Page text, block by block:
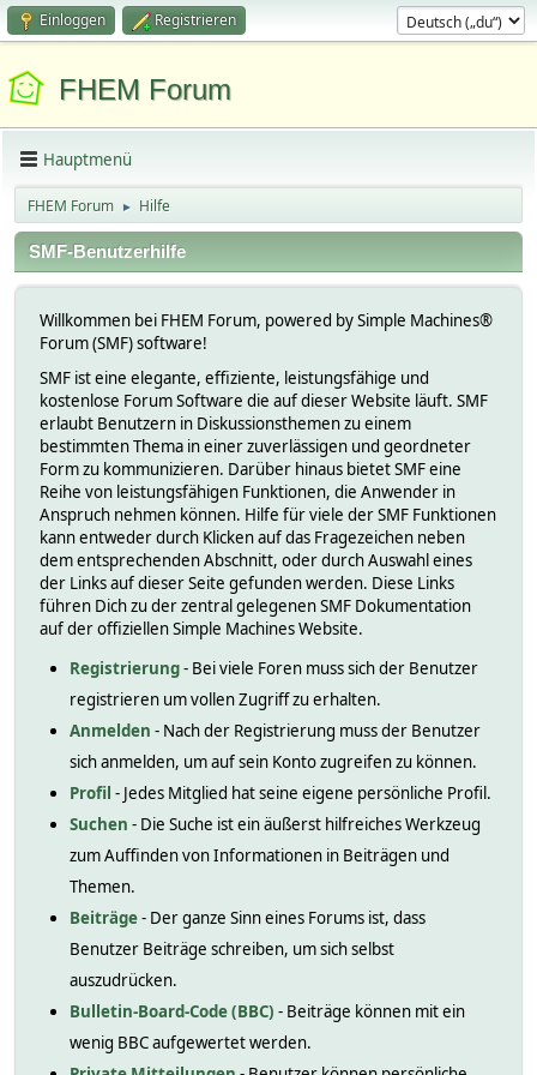
Einloggen Registrieren
FHEM Forum
Hauptmenü
FHEM Forum ► Hilfe
SMF-Benutzerhilfe
Willkommen bei FHEM Forum, powered by Simple Machines®
Forum (SMF) software!
SMF ist eine elegante, effiziente, leistungsfähige und
kostenlose Forum Software die auf dieser Website läuft. SMF
erlaubt Benutzern in Diskussionsthemen zu einem
bestimmten Thema in einer zuverlässigen und geordneter
Form zu kommunizieren. Darüber hinaus bietet SMF eine
Reihe von leistungsfähigen Funktionen, die Anwender in
Anspruch nehmen können. Hilfe für viele der SMF Funktionen
kann entweder durch Klicken auf das Fragezeichen neben
dem entsprechenden Abschnitt, oder durch Auswahl eines
der Links auf dieser Seite gefunden werden. Diese Links
führen Dich zu der zentral gelegenen SMF Dokumentation
auf der offiziellen Simple Machines Website.
Registrierung- Bei viele Foren muss sich der Benutzer
registrieren um vollen Zugriff zu erhalten.
Anmelden - Nach der Registrierung muss der Benutzer
sich anmelden, um auf sein Konto zugreifen zu können.
Profil - Jedes Mitglied hat seine eigene persönliche Profil.
Suchen - Die Suche ist ein äußerst hilfreiches Werkzeug
zum Auffinden von Informationen in Beiträgen und
Themen.
Beiträge- Der ganze Sinn eines Forums ist, dass
Benutzer Beiträge schreiben, um sich selbst
auszudrücken.
Bulletin-Board-Code (BBC) - Beiträge können mit ein
wenig BBC aufgewertet werden.